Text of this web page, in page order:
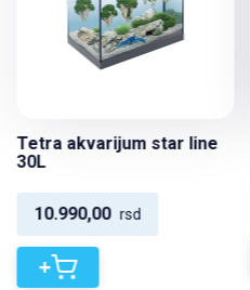
Tetra akvarijum star line
30L
10.990,00 rsd
+